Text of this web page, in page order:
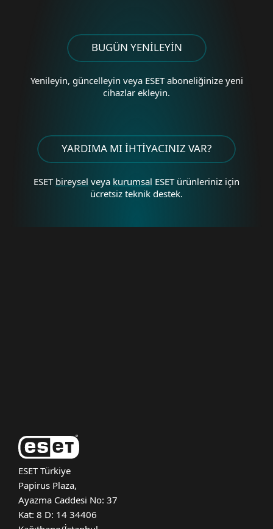
BUGÜN YENİLEYİN
Yenileyin, güncelleyin veyaESET aboneliğinize yeni
cihazlar ekleyin.
YARDIMA MI İHTİYACINIZ VAR?
ESET bireysel veya kurumsal ESETürünleriniz için
ücretsiz teknik destek.
ESET Türkiye
Papirus Plaza,
Ayazma Caddesi No: 37
Kat: 8 D: 14 34406